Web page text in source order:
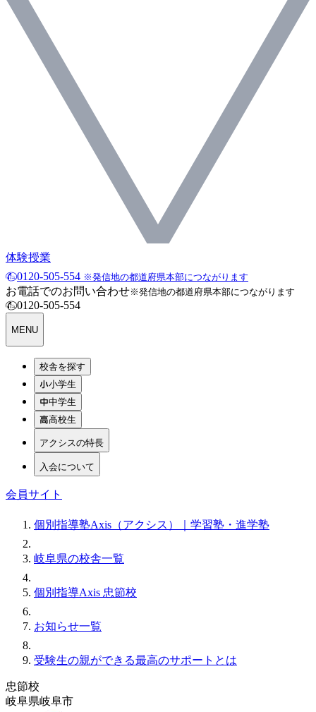
体験授業
0120-505-554 ※発信地の都道府県本部につながります
お電話でのお問い合わせ※発信地の都道府県本部につながります
0120-505-554
MENU
校舎を探す
小学生
中学生
高校生
アクシスの特長
入会について
会員サイト
個別指導塾Axis（アクシス）｜学習塾・進学塾
岐阜県の校舎一覧
個別指導Axis 忠節校
お知らせ一覧
受験生の親ができる最高のサポートとは
忠節校
岐阜県岐阜市